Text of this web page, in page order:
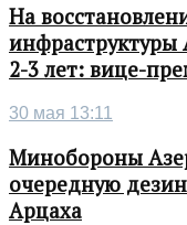
На
инфраструктуры
2-3 лет: вице-
30 мая 13:11
Минобороны
очередную
Арцаха